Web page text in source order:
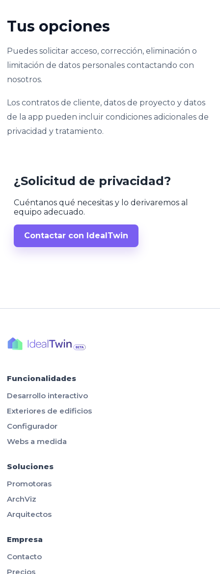
Tus opciones
Puedes solicitar acceso, corrección, eliminación o
limitación de datos personales contactando con
nosotros.
Los contratos de cliente, datos de proyecto y datos
de la app pueden incluir condiciones adicionales de
privacidad y tratamiento.
¿Solicitud de privacidad?
Cuéntanos qué necesitas y lo derivaremos al
equipo adecuado.
Contactar con IdealTwin
Funcionalidades
Desarrollo interactivo
Exteriores de edificios
Configurador
Webs a medida
Soluciones
Promotoras
ArchViz
Arquitectos
Empresa
Contacto
Precios